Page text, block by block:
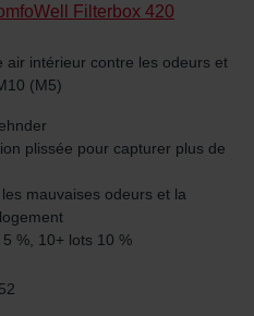
Filterbox 420
air intérieur contre les odeurs et
(M5)
plissée pour capturer plus de
mauvaises odeurs et la
%, 10+ lots 10 %